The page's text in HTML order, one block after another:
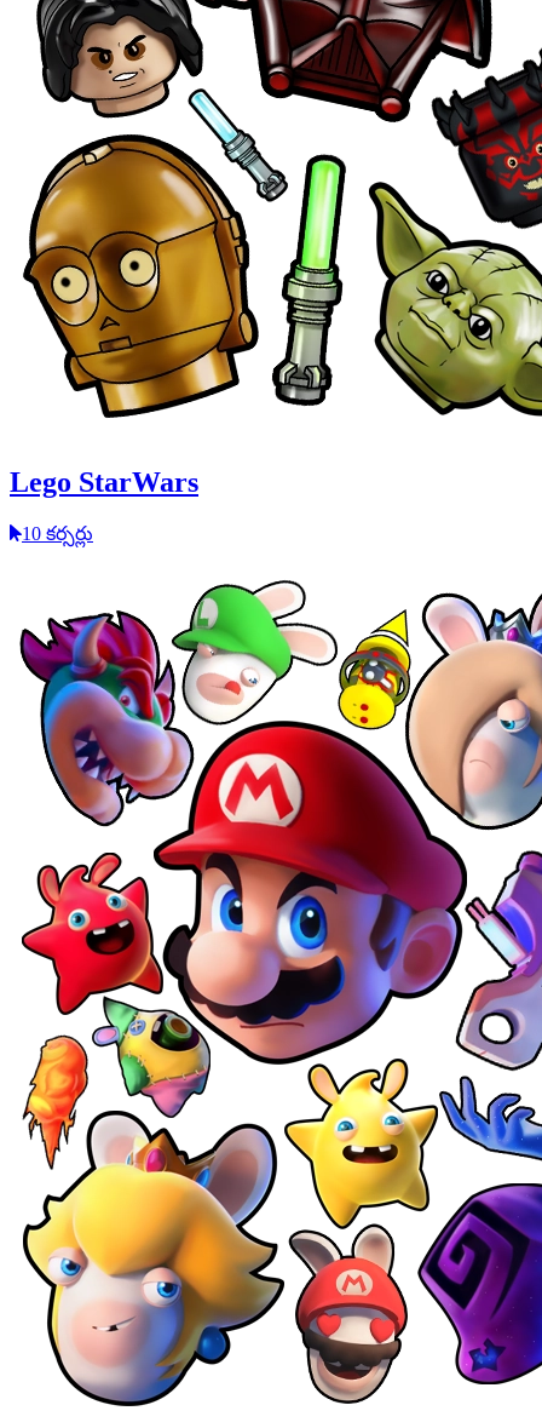
Lego StarWars
10 కర్సర్లు